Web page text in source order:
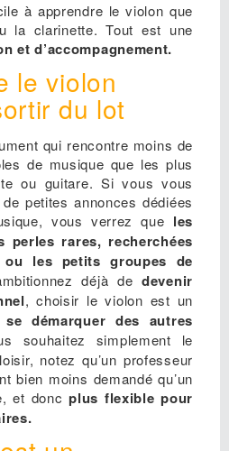
à apprendre le violon que
la clarinette. Tout est une
et d’accompagnement.
le violon
du lot
qui rencontre moins de
de musique que les plus
ou guitare. Si vous vous
petites annonces dédiées
vous verrez que les
perles rares, recherchées
les petits groupes de
déjà dedevenir
, choisir le violon est un
se démarquer des autres
souhaitez simplement le
notez qu’un professeur
bien moins demandé qu’un
et doncplus flexible pour